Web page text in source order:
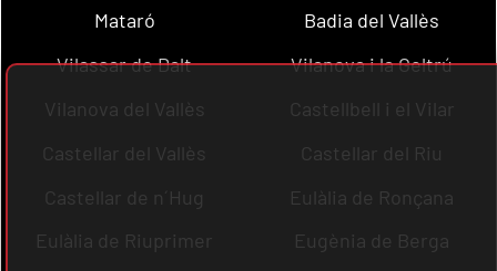
Mataró
Badia del Vallès
Vilassar de Dalt
Vilanova i la Geltrú
Vilanova del Vallès
Castellbell i el Vilar
Castellar del Vallès
Castellar del Riu
Castellar de n´Hug
Eulàlia de Ronçana
Eulàlia de Riuprimer
Eugènia de Berga